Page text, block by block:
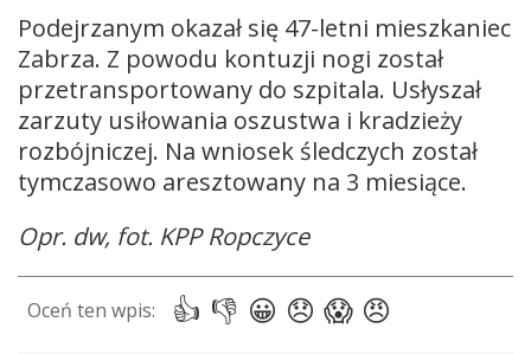
Podejrzanym okazał się 47-letni mieszkaniec
Zabrza. Z powodu kontuzji nogi został
przetransportowany do szpitala. Usłyszał
zarzuty usiłowania oszustwa i kradzieży
rozbójniczej. Na wniosek śledczych został
tymczasowo aresztowany na 3 miesiące.
Opr. dw, fot. KPP Ropczyce